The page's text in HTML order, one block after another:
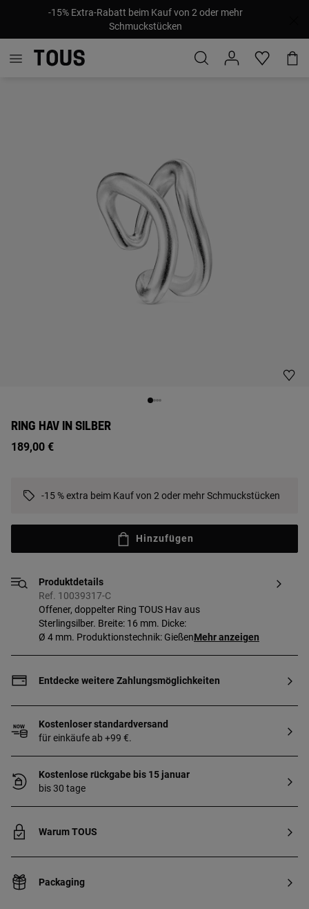
-15% Extra-Rabatt beim Kauf von 2 oder mehr
Schmuckstücken
RING HAV IN SILBER
189,00 €
-15 % extra beim Kauf von 2 oder mehr Schmuckstücken
Hinzufügen
Produktdetails
Ref. 10039317-C
Offener, doppelter Ring TOUS Hav aus
Sterlingsilber. Breite: 16 mm. Dicke:
Ø 4 mm. Produktionstechnik: Gießen.Mehr anzeigen
Entdecke weitere Zahlungsmöglichkeiten
Kostenloser standardversand
für einkäufe ab +99 €.
Kostenlose rückgabe bis 15 januar
bis 30 tage
Warum TOUS
Packaging